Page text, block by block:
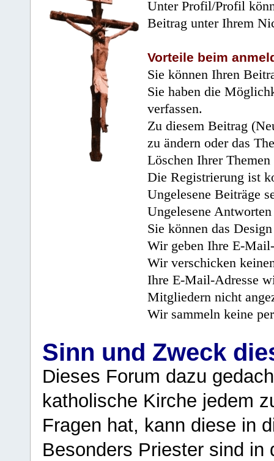
Unter Profil/Profil
Beitrag unter Ihrem
Vorteile beim
Sie können Ihren
Sie haben die
verfassen.
Zu diesem Beitrag
zu ändern oder das
Löschen Ihrer
Die Registrierung ist
Ungelesene Beiträge
Ungelesene
Sie können das
Wir geben Ihre E-
Wir verschicken
Ihre E-Mail-Adresse
Mitgliedern nicht
Wir sammeln keine
Sinn und Zweck
Dieses Forum dazu
katholische Kirche jedem
Fragen hat, kann diese in
Besonders Priester sind in